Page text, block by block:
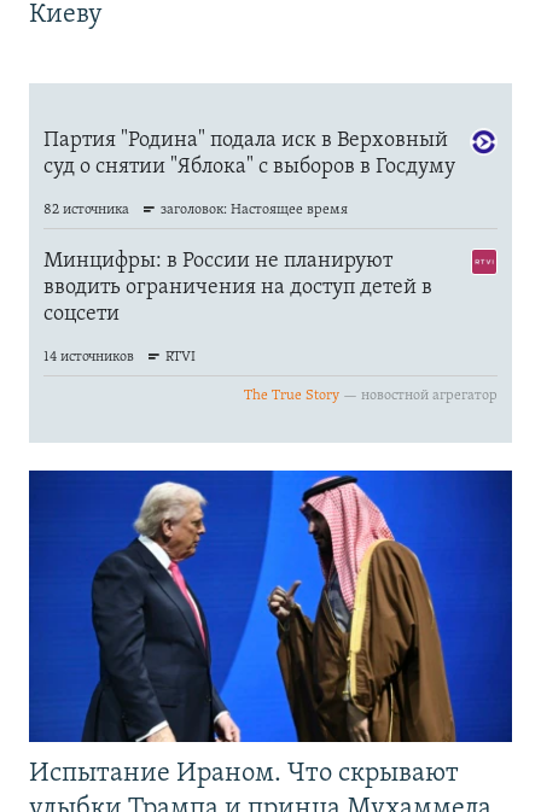
Киеву
Испытание Ираном. Что скрывают